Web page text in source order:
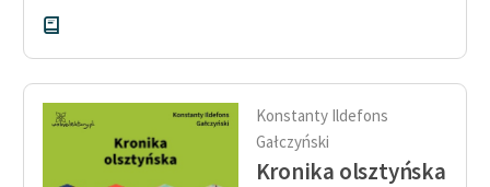
Feministyczne inspiracje.
Popularyzacja
skandynawskiej literatury
feministycznej
Ręce pełne poezji
Konstanty Ildefons
Gałczyński
Kronika olsztyńska